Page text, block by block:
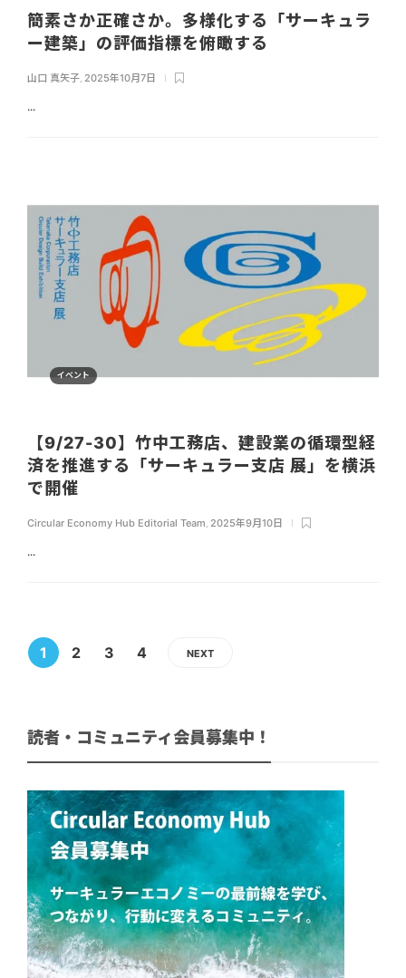
簡素さか正確さか。多様化する「サーキュラ
ー建築」の評価指標を俯瞰する
山口 真矢子 2025年10月7日
...
イベント
【9/27-30】竹中工務店、建設業の循環型経
済を推進する「サーキュラー支店 展」を横浜
で開催
Circular Economy Hub Editorial Team 2025年9月10日
...
1 2 3 4 NEXT
読者・コミュニティ会員募集中！